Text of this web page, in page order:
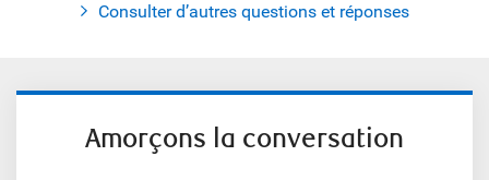
Consulter d’autres questions et réponses
Amorçons la conversation